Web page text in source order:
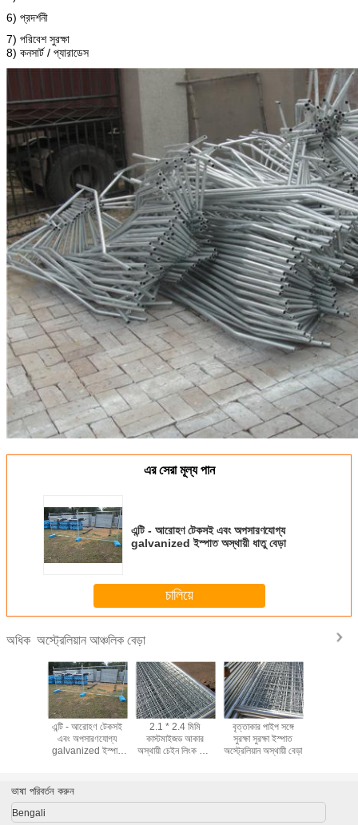
6) প্রদর্শনী
7) পরিবেশ সুরক্ষা
8) কনসার্ট / প্যারাডেস
এর সেরা মূল্য পান
এন্টি - আরোহণ টেকসই এবং অপসারণযোগ্য
galvanized ইস্পাত অস্থায়ী ধাতু বেড়া
চালিয়ে
অধিক অস্ট্রেলিয়ান আঞ্চলিক বেড়া
এন্টি - আরোহণ টেকসই
এবং অপসারণযোগ্য
galvanized ইস্পাত
2.1 * 2.4 মিমি
কাস্টমাইজড আকার
অস্থায়ী চেইন লিংক বেড়া
বৃত্তাকার পাইপ সঙ্গে
সুরক্ষা সুরক্ষা ইস্পাত
অস্ট্রেলিয়ান অস্থায়ী বেড়া
ভাষা পরিবর্তন করুন
Bengali